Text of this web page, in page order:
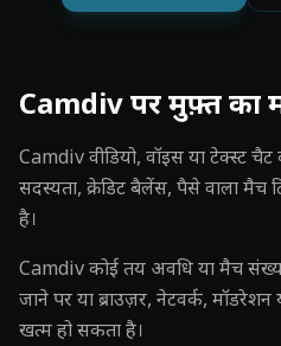
Camdiv पर मुफ़्त का
Camdiv वीडियो, वॉइस या टेक्स्ट चैट
सदस्यता, क्रेडिट बैलेंस, पैसे वाला मैच
है।
Camdiv कोई तय अवधि या मैच संख्या
जाने पर या ब्राउज़र, नेटवर्क,
खत्म हो सकता है।